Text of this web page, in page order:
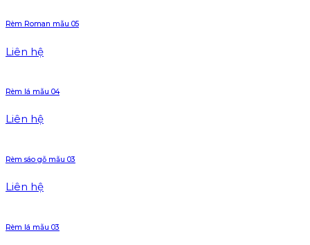
Rèm Roman mẫu 05
Liên hệ
Rèm lá mẫu 04
Liên hệ
Rèm sáo gỗ mẫu 03
Liên hệ
Rèm lá mẫu 03